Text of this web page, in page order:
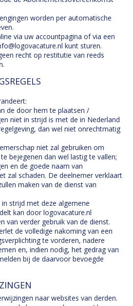
worden per automatische
via uw accountpagina of via een
kunt sturen.
recht op restitutie van reeds
de door hem te plaatsen /
niet in strijd is met de in Nederland
dan wel niet onrechtmatig
niet zal gebruiken om
bejegenen dan wel lastig te vallen;
en de goede naam van
zal schaden. De deelnemer verklaart
maken van de dienst van
strijd met deze algemene
kan door logovacature.nl
van verder gebruik van de dienst.
de volledige nakoming van een
te vorderen, nadere
en, indien nodig, het gedrag van
bij de daarvoor bevoegde
naar websites van derden.